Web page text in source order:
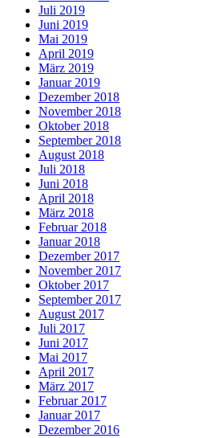
Juli 2019
Juni 2019
Mai 2019
April 2019
März 2019
Januar 2019
Dezember 2018
November 2018
Oktober 2018
September 2018
August 2018
Juli 2018
Juni 2018
April 2018
März 2018
Februar 2018
Januar 2018
Dezember 2017
November 2017
Oktober 2017
September 2017
August 2017
Juli 2017
Juni 2017
Mai 2017
April 2017
März 2017
Februar 2017
Januar 2017
Dezember 2016